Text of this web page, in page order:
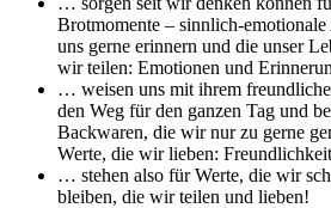
Brotmomente – sinnlich-
uns gerne erinnern und die unser
wir teilen: Emotionen und
… weisen uns mit ihrem
den Weg für den ganzen Tag und
Backwaren, die wir nur zu gerne
Werte, die wir lieben:
… stehen also für Werte, die wir
bleiben, die wir teilen und lieben!